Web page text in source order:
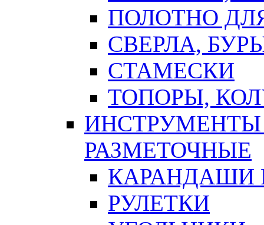
ПОЛОТНО
СВЕРЛА,
СТАМЕСКИ
ТОПОРЫ,
ИНСТРУМЕНТЫ
РАЗМЕТОЧНЫЕ
КАРАНДАШИ
РУЛЕТКИ